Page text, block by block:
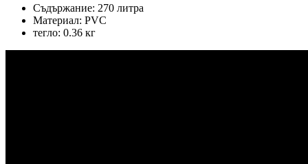
Съдържание: 270 литра
Материал: PVC
тегло: 0.36 кг